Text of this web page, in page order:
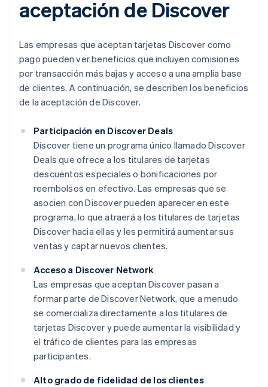
aceptación de Discover
Las empresas que aceptan tarjetas Discover como
pago pueden ver beneficios que incluyen comisiones
por transacción más bajas y acceso a una amplia base
de clientes. A continuación, se describen los beneficios
de la aceptación de Discover.
Participación en Discover Deals
Discover tiene un programa único llamado Discover
Deals que ofrece a los titulares de tarjetas
descuentos especiales o bonificaciones por
reembolsos en efectivo. Las empresas que se
asocien con Discover pueden aparecer en este
programa, lo que atraerá a los titulares de tarjetas
Discover hacia ellas y les permitirá aumentar sus
ventas y captar nuevos clientes.
Acceso a Discover Network
Las empresas que aceptan Discover pasan a
formar parte de Discover Network, que a menudo
se comercializa directamente a los titulares de
tarjetas Discover y puede aumentar la visibilidad y
el tráfico de clientes para las empresas
participantes.
Alto grado de fidelidad de los clientes